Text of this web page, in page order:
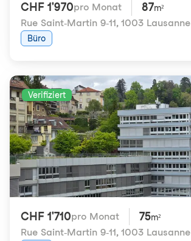
CHF 1'970pro Monat 87m²
Rue Saint-Martin 9-11, 1003 Lausanne
Büro
Verifiziert
CHF 1'710pro Monat 75m²
Rue Saint-Martin 9-11, 1003 Lausanne